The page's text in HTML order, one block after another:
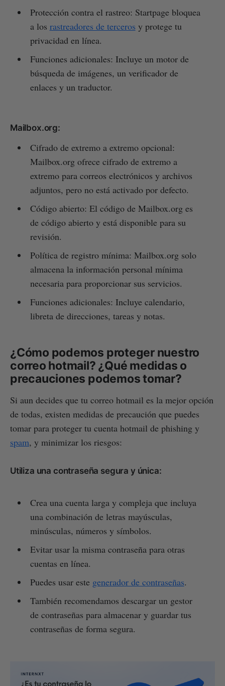
Protección contra el rastreo: Startpage bloquea
a los rastreadores de terceros y protege tu
privacidad en línea.
Funciones adicionales: Incluye un motor de
búsqueda de imágenes, un verificador de
enlaces y un traductor.
Mailbox.org:
Cifrado de extremo a extremo opcional:
Mailbox.org ofrece cifrado de extremo a
extremo para correos electrónicos y archivos
adjuntos, pero no está activado por defecto.
Código abierto: El código de Mailbox.org es
de código abierto y está disponible para su
revisión.
Política de registro mínima: Mailbox.org solo
almacena la información personal mínima
necesaria para proporcionar sus servicios.
Funciones adicionales: Incluye calendario,
libreta de direcciones, tareas y notas.
¿Cómo podemos proteger nuestro
correo hotmail? ¿Qué medidas o
precauciones podemos tomar?
Si aun decides que tu correo hotmail es la mejor opción
de todas, existen medidas de precaución que puedes
tomar para proteger tu cuenta hotmail de phishing y
spam, y minimizar los riesgos:
Utiliza una contraseña segura y única:
Crea una cuenta larga y compleja que incluya
una combinación de letras mayúsculas,
minúsculas, números y símbolos.
Evitar usar la misma contraseña para otras
cuentas en línea.
Puedes usar este generador de contraseñas.
También recomendamos descargar un gestor
de contraseñas para almacenar y guardar tus
contraseñas de forma segura.